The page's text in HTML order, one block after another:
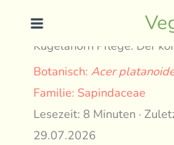
contentKugelahorn Pflege: Der
Botanisch:Acer
Familie: Sapindaceae
Lesezeit: 8 Minuten ·
29.07.2026